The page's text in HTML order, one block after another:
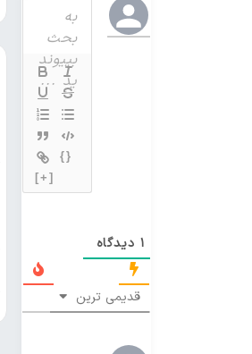
{}
[+]
1 دیدگاه
قدیمی ترین